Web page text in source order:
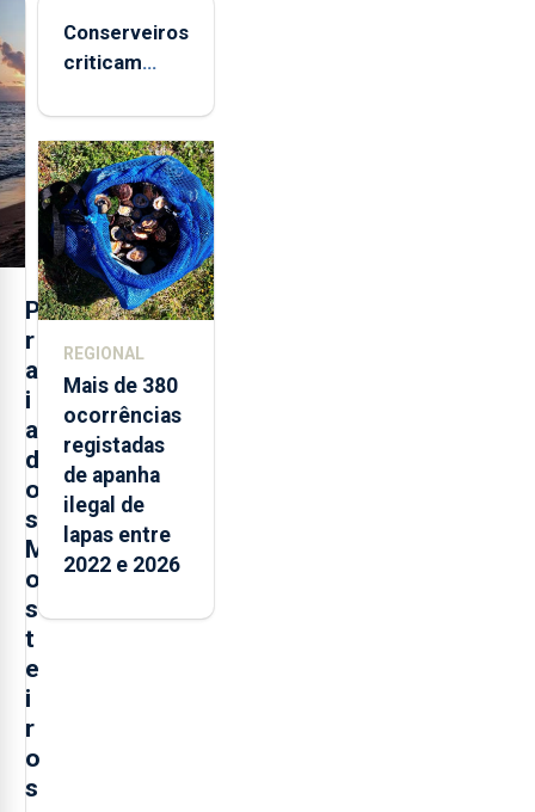
P
r
a
i
a
d
o
s
M
o
s
t
e
i
r
o
s
Conserveiros
criticam
brancas com
selo Marca
Açores
REGIONAL
Mais de 380
ocorrências
registadas
de apanha
ilegal de
lapas entre
2022 e 2026